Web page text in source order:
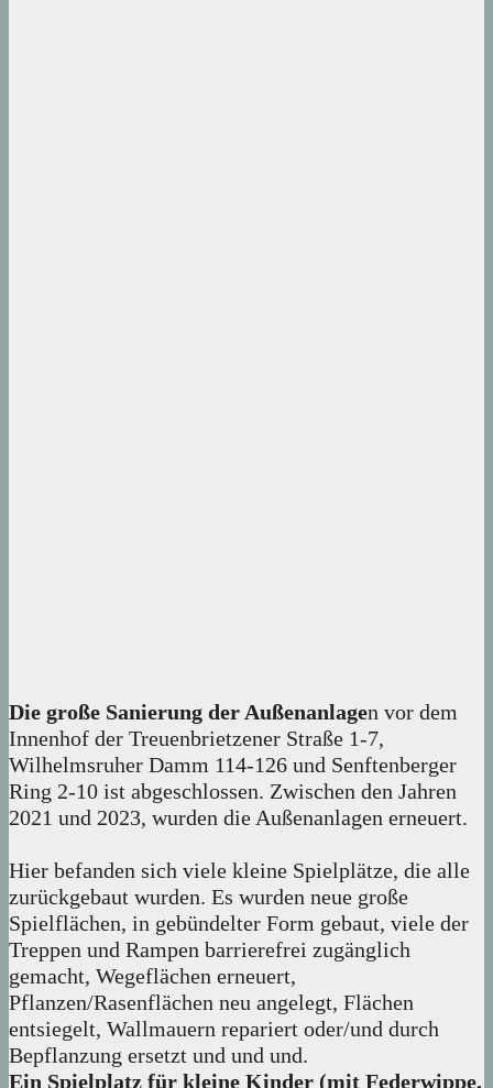
Die große Sanierung der Außenanlagen vor dem
Innenhof der Treuenbrietzener Straße 1-7,
Wilhelmsruher Damm 114-126 und Senftenberger
Ring 2-10 ist abgeschlossen. Zwischen den Jahren
2021 und 2023, wurden die Außenanlagen erneuert.
Hier befanden sich viele kleine Spielplätze, die alle
zurückgebaut wurden. Es wurden neue große
Spielflächen, in gebündelter Form gebaut, viele der
Treppen und Rampen barrierefrei zugänglich
gemacht, Wegeflächen erneuert,
Pflanzen/Rasenflächen neu angelegt, Flächen
entsiegelt, Wallmauern repariert oder/und durch
Bepflanzung ersetzt und und und.
Ein Spielplatz für kleine Kinder (mit Federwippe,